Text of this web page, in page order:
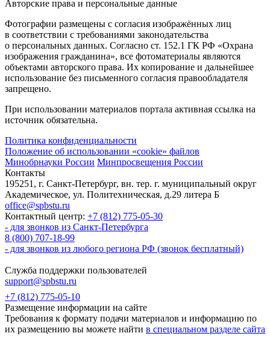
Авторские права и персональные данные
Фотографии размещены с согласия изображённых лиц
в соответствии с требованиями законодательства
о персональных данных. Согласно ст. 152.1 ГК РФ «Охрана
изображения гражданина», все фотоматериалы являются
объектами авторского права. Их копирование и дальнейшее
использование без письменного согласия правообладателя
запрещено.
При использовании материалов портала активная ссылка на
источник обязательна.
Политика конфиденциальности
Положение об использовании «cookie» файлов
Минобрнауки России Минпросвещения России
Контакты
195251, г. Санкт-Петербург, вн. тер. г. муниципальный округ
Академическое, ул. Политехническая, д.29 литера Б
office@spbstu.ru
Контактный центр: +7 (812) 775-05-30
- для звонков из Санкт-Петербурга
8 (800) 707-18-99
- для звонков из любого региона РФ (звонок бесплатный)
Служба поддержки пользователей
support@spbstu.ru
+7 (812) 775-05-10
Размещение информации на сайте
Требования к формату подачи материалов и информацию по
их размещению вы можете найти в специальном разделе сайта